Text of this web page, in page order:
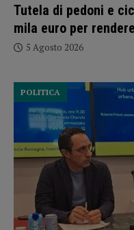
Tutela di pedoni e
mila euro per
5 Agosto 2026
POLITICA